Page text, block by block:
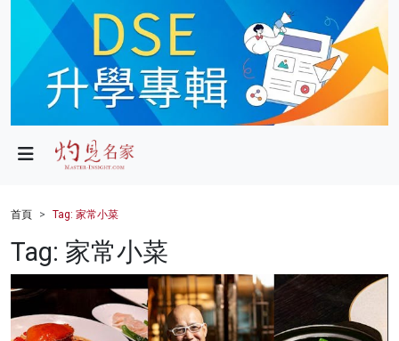
政局
財經
健康
商業
首頁 Tag: 家常小菜
Tag: 家常小菜